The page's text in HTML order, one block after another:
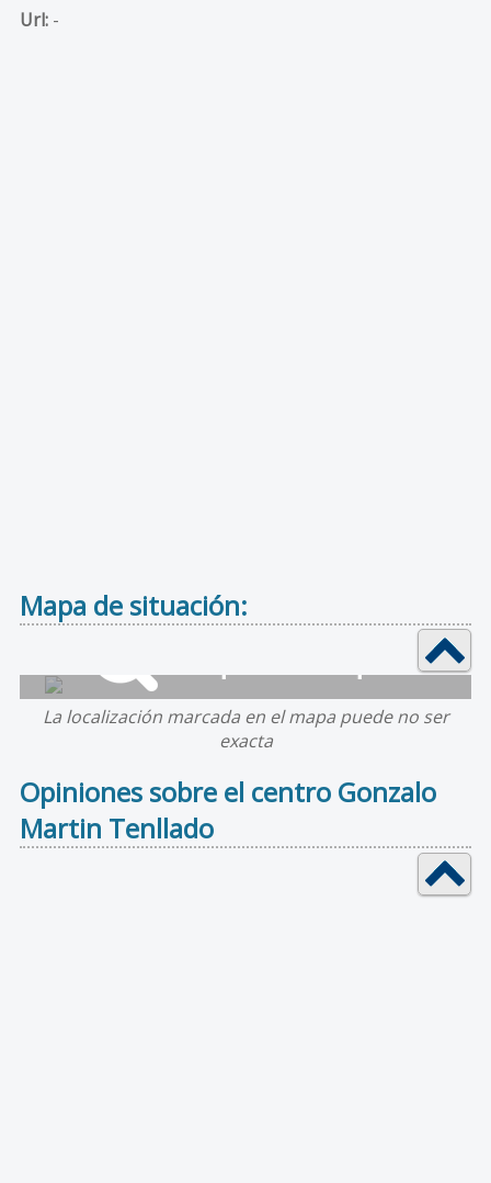
Url:-
Mapa de situación:
La localización marcada en el mapa puede no ser
exacta
Opiniones sobre el centro Gonzalo
Martin Tenllado